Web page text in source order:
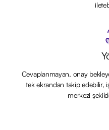
Cevaplanmayan, onay
tek ekrandan takip edebilir,
merkezi